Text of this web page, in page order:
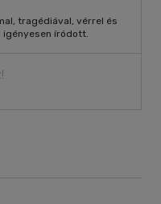
tragédiával, vérrel és
igényesen íródott.